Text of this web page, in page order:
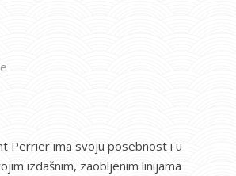
Perrier ima svoju posebnost i u
izdašnim, zaobljenim linijama